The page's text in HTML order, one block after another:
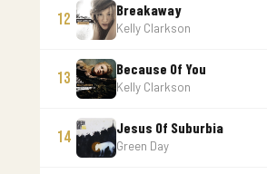
12
Breakaway
Kelly Clarkson
13
Because Of You
Kelly Clarkson
14
Jesus Of Suburbia
Green Day